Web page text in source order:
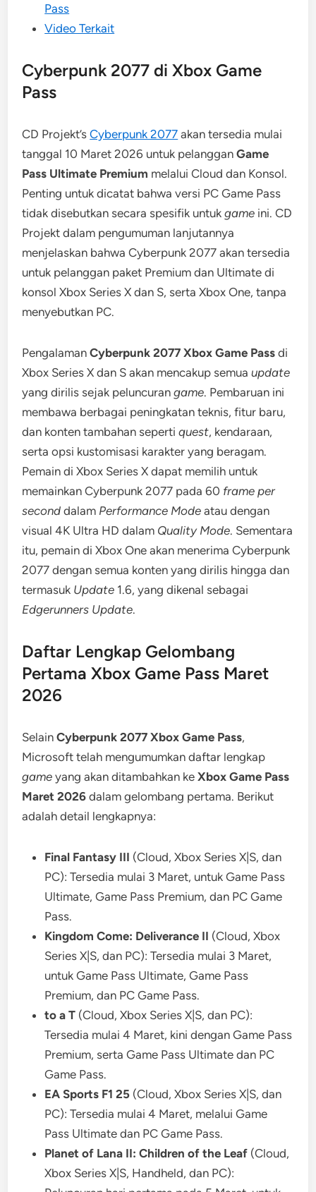
Pass
Video Terkait
Cyberpunk 2077 di Xbox Game
Pass
CD Projekt’sCyberpunk 2077 akan tersedia mulai
tanggal 10 Maret 2026 untuk pelangganGame
Pass Ultimate Premium melalui Cloud dan Konsol.
Penting untuk dicatat bahwa versi PC Game Pass
tidak disebutkan secara spesifik untukgame ini. CD
Projekt dalam pengumuman lanjutannya
menjelaskan bahwa Cyberpunk 2077 akan tersedia
untuk pelanggan paket Premium dan Ultimate di
konsol Xbox Series X dan S, serta Xbox One, tanpa
menyebutkan PC.
PengalamanCyberpunk 2077 Xbox Game Pass di
Xbox Series X dan S akan mencakup semuaupdate
yang dirilis sejak peluncurangame. Pembaruan ini
membawa berbagai peningkatan teknis, fitur baru,
dan konten tambahan sepertiquest, kendaraan,
serta opsi kustomisasi karakter yang beragam.
Pemain di Xbox Series X dapat memilih untuk
memainkan Cyberpunk 2077 pada 60 frame per
second dalam Performance Mode atau dengan
visual 4K Ultra HD dalam Quality Mode. Sementara
itu, pemain di Xbox One akan menerima Cyberpunk
2077 dengan semua konten yang dirilis hingga dan
termasuk Update 1.6, yang dikenal sebagai
Edgerunners Update.
Daftar Lengkap Gelombang
Pertama Xbox Game Pass Maret
2026
SelainCyberpunk 2077 Xbox Game Pass,
Microsoft telah mengumumkan daftar lengkap
game yang akan ditambahkan keXbox Game Pass
Maret 2026 dalam gelombang pertama. Berikut
adalah detail lengkapnya:
Final Fantasy III (Cloud, Xbox Series X|S, dan
PC): Tersedia mulai 3 Maret, untuk Game Pass
Ultimate, Game Pass Premium, dan PC Game
Pass.
Kingdom Come: Deliverance II (Cloud, Xbox
Series X|S, dan PC): Tersedia mulai 3 Maret,
untuk Game Pass Ultimate, Game Pass
Premium, dan PC Game Pass.
to a T (Cloud, Xbox Series X|S, dan PC):
Tersedia mulai 4 Maret, kini dengan Game Pass
Premium, serta Game Pass Ultimate dan PC
Game Pass.
EA Sports F1 25 (Cloud, Xbox Series X|S, dan
PC): Tersedia mulai 4 Maret, melalui Game
Pass Ultimate dan PC Game Pass.
Planet of Lana II: Children of the Leaf (Cloud,
Xbox Series X|S, Handheld, dan PC):